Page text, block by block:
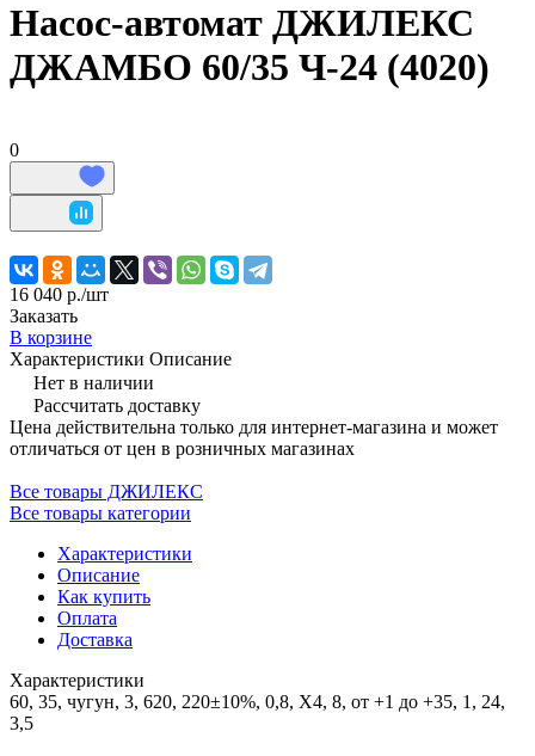
Насос-автомат ДЖИЛЕКС
ДЖАМБО 60/35 Ч-24 (4020)
0
16 040 р./шт
Заказать
В корзине
Характеристики Описание
Нет в наличии
Рассчитать доставку
Цена действительна только для интернет-магазина и может
отличаться от цен в розничных магазинах
Все товары ДЖИЛЕКС
Все товары категории
Характеристики
Описание
Как купить
Оплата
Доставка
Характеристики
60, 35, чугун, 3, 620, 220±10%, 0,8, X4, 8, от +1 до +35, 1, 24,
3,5